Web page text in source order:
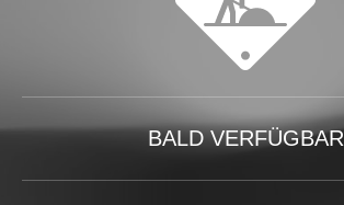
BALD VERFÜGBAR